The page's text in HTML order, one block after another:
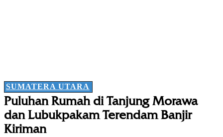
SUMATERA UTARA
Puluhan Rumah di Tanjung Morawa
dan Lubukpakam Terendam Banjir
Kiriman